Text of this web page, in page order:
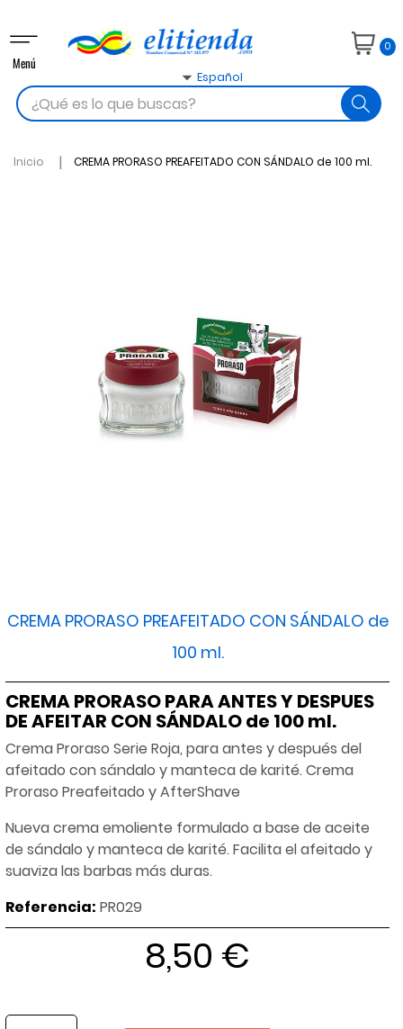
Navegación
de
palanca
Menú
0
Español

Inicio CREMA PRORASO PREAFEITADO CON SÁNDALO de 100 ml.
CREMA PRORASO PREAFEITADO CON SÁNDALO de
100 ml.
CREMA PRORASO PARA ANTES Y DESPUES
DE AFEITAR CON SÁNDALO de 100 ml.
Crema Proraso Serie Roja, para antes y después del
afeitado con sándalo y manteca de karité. Crema
Proraso Preafeitado y AfterShave
Nueva crema emoliente formulado a base de aceite
de sándalo y manteca de karité. Facilita el afeitado y
suaviza las barbas más duras.
Referencia: PR029
8,50 €